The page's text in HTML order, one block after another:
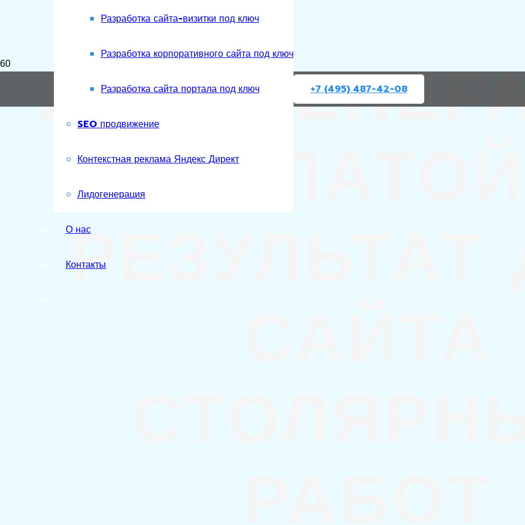
Разработка сайта-визитки под ключ
Разработка корпоративного сайта под ключ
Разработка сайта портала под ключ
SEO продвижение
Контекстная реклама Яндекс Директ
Лидогенерация
О нас
Контакты
+7 (495) 487-42-08
С
РЕЗУЛЬТАТ